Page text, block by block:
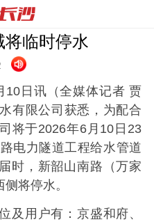
临时停水
日讯（全媒体记者 贾
有限公司获悉，为配合
将于2026年6月10日23
电力隧道工程给水管道
时，新韶山南路（万家
将停水。
用户有：京盛和府、